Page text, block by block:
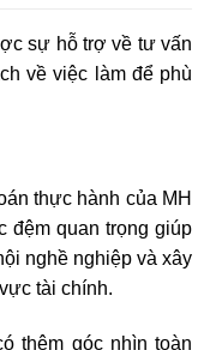
sự hỗ trợ về tư vấn
về việc làm để phù
thực hành của MH
đệm quan trọng giúp
nghề nghiệp và xây
tài chính.
thêm góc nhìn toàn